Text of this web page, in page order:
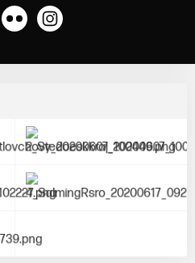
Flickr Instagram